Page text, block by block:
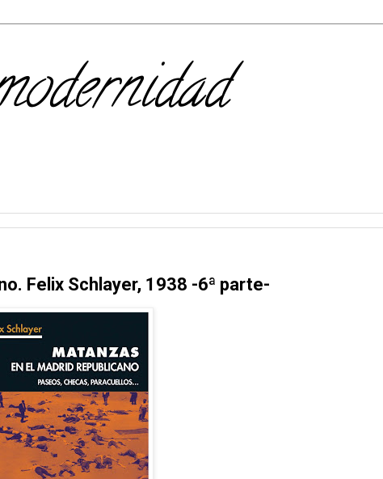
Felix Schlayer, 1938 -6ª parte-